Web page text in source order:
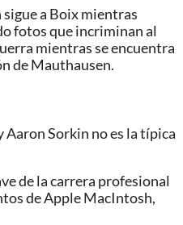
a Boix mientras
fotos que incriminan al
mientras se encuentra
de Mauthausen.
Aaron Sorkin no es la típica
de la carrera profesional
de Apple MacIntosh,